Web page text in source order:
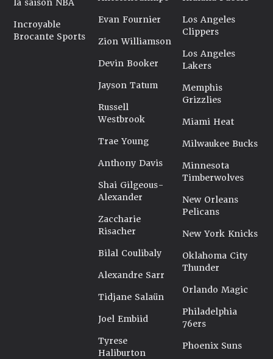
la saison NBA
Incroyable
Brocante Sports
Evan Fournier
Zion Williamson
Devin Booker
Jayson Tatum
Russell
Westbrook
Trae Young
Anthony Davis
Shai Gilgeous-
Alexander
Zaccharie
Risacher
Bilal Coulibaly
Alexandre Sarr
Tidjane Salaün
Joel Embiid
Tyrese
Haliburton
Los Angeles
Clippers
Los Angeles
Lakers
Memphis
Grizzlies
Miami Heat
Milwaukee Bucks
Minnesota
Timberwolves
New Orleans
Pelicans
New York Knicks
Oklahoma City
Thunder
Orlando Magic
Philadelphia
76ers
Phoenix Suns